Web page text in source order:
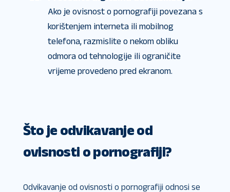
Ako je ovisnost o pornografiji povezana s
korištenjem interneta ili mobilnog
telefona, razmislite o nekom obliku
odmora od tehnologije ili ograničite
vrijeme provedeno pred ekranom.
Što je odvikavanje od
ovisnosti o pornografiji?
Odvikavanje od ovisnosti o pornografiji odnosi se